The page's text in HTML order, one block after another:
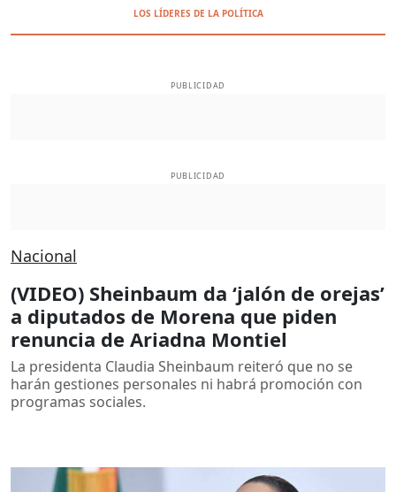
LOS LÍDERES DE LA POLÍTICA
PUBLICIDAD
PUBLICIDAD
Nacional
(VIDEO) Sheinbaum da ‘jalón de orejas’
a diputados de Morena que piden
renuncia de Ariadna Montiel
La presidenta Claudia Sheinbaum reiteró que no se
harán gestiones personales ni habrá promoción con
programas sociales.